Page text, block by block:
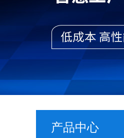
产品中心